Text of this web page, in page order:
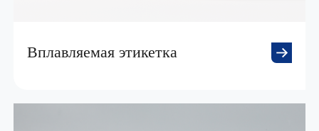
Вплавляемая этикетка